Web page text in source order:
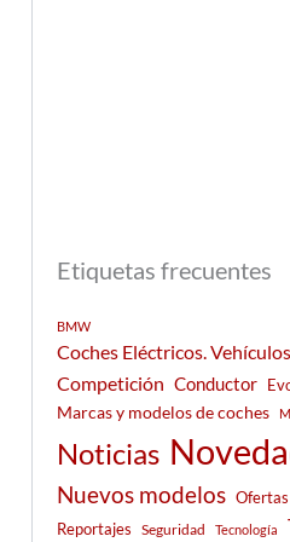
Etiquetas frecuentes
BMW
Coches Eléctricos.
Competición Conductor
Marcas y modelos de coches
Noticias
Nuevos modelos Ofertas
Reportajes Seguridad Tecnología